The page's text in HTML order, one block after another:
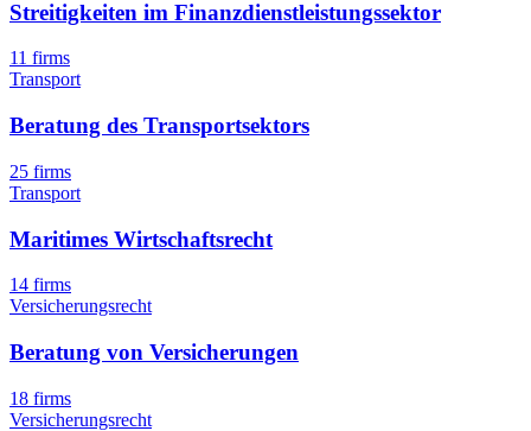
Streitigkeiten im Finanzdienstleistungssektor
11 firms
Transport
Beratung des Transportsektors
25 firms
Transport
Maritimes Wirtschaftsrecht
14 firms
Versicherungsrecht
Beratung von Versicherungen
18 firms
Versicherungsrecht